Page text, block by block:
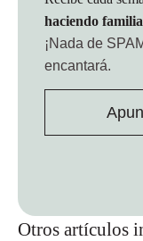
Otros artículos
haciendo familia
¡Nada de
encantará.